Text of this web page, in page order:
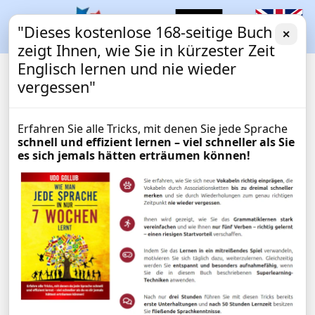
"Dieses kostenlose 168-seitige Buch
zeigt Ihnen, wie Sie in kürzester Zeit
Englisch lernen und nie wieder
vergessen"
✕
Erfahren Sie alle Tricks, mit denen Sie jede Sprache
schnell und effizient lernen – viel schneller als Sie
es sich jemals hätten erträumen können!